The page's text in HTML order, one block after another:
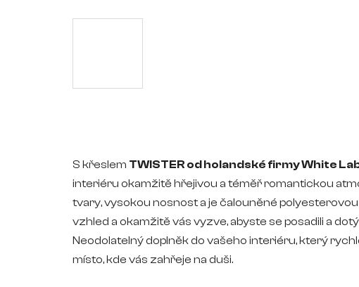
S křeslem TWISTER od holandské firmy White
interiéru okamžitě hřejivou a téměř romantickou
tvary, vysokou nosnost a je čalouněné
vzhled a okamžitě vás vyzve, abyste se posadili a
Neodolatelný doplněk do vašeho interiéru, který
místo, kde vás zahřeje na duši.